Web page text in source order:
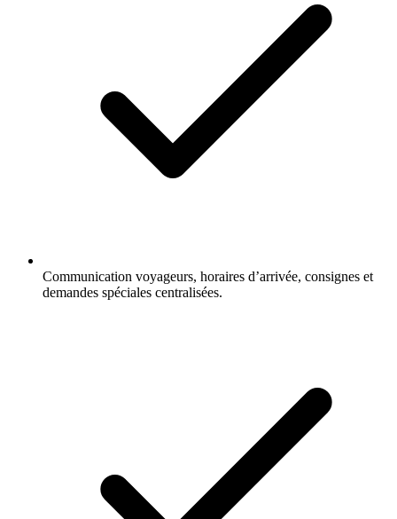
Communication voyageurs, horaires d’arrivée, consignes et
demandes spéciales centralisées.